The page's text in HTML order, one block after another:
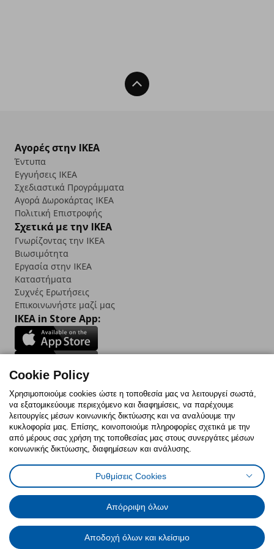
Back To Top
Αγορές στην IKEA
Έντυπα
Εγγυήσεις IKEA
Σχεδιαστικά Προγράμματα
Αγορά Δωρoκάρτας IKEA
Πολιτική Επιστροφής
Σχετικά με την IKEA
Γνωρίζοντας την IKEA
Βιωσιμότητα
Εργασία στην IKEA
Καταστήματα
Συχνές Ερωτήσεις
Επικοινωνήστε μαζί μας
IKEA in Store App:
Follow us:
FacebookInstagram
TikTokYoutubePinterestTwitter
Πολιτική CookiesΔήλωση ψηφιακής προσβασιμότητας
Έντυπο Επιστροφής / ΑκύρωσηςΡυθμίσεις cookiesΌροι Χρήσης
Γενική Πολιτική Προσωπικών Δεδομένων
Πολιτική Προσωπικών Δεδομένων για IKEA.com.cy
Cookie Policy
Χρησιμοποιούμε cookies ώστε η τοποθεσία μας να λειτουργεί σωστά,
να εξατομικεύουμε περιεχόμενο και διαφημίσεις, να παρέχουμε
λειτουργίες μέσων κοινωνικής δικτύωσης και να αναλύουμε την
κυκλοφορία μας. Επίσης, κοινοποιούμε πληροφορίες σχετικά με την
από μέρους σας χρήση της τοποθεσίας μας στους συνεργάτες μέσων
κοινωνικής δικτύωσης, διαφημίσεων και ανάλυσης.
Ρυθμίσεις Cookies
Απόρριψη όλων
Αποδοχή όλων και κλείσιμο